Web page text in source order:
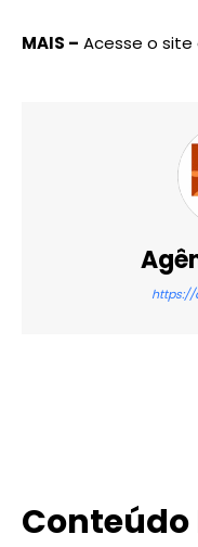
MAIS – Acesse o site
https://